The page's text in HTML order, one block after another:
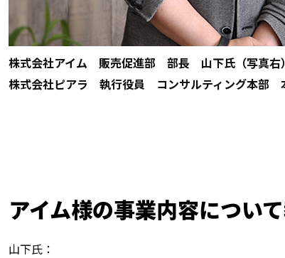
株式会社アイム 販売促進部 部長 山下氏（写真右）
株式会社ピアラ 執行役員 コンサルティング本部
――アイム様の事業内容につ
山下氏：